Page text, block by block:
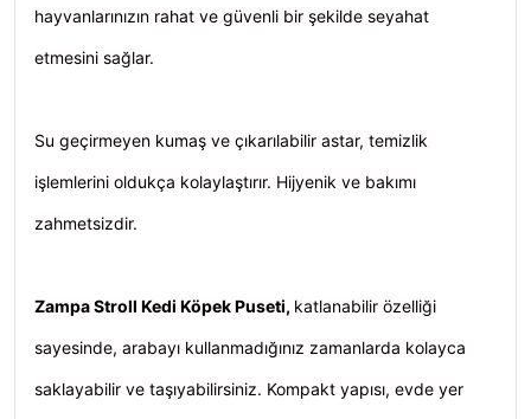
hayvanlarınızın rahat ve güvenli bir şekilde seyahat
etmesini sağlar.
Su geçirmeyen kumaş ve çıkarılabilir astar, temizlik
işlemlerini oldukça kolaylaştırır. Hijyenik ve bakımı
zahmetsizdir.
Zampa Stroll Kedi Köpek Puseti, katlanabilir özelliği
sayesinde, arabayı kullanmadığınız zamanlarda kolayca
saklayabilir ve taşıyabilirsiniz. Kompakt yapısı, evde yer